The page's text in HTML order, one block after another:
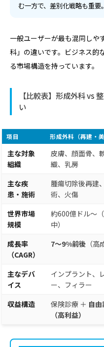
む一方で、差別化戦略も重要。
一般ユーザーが最も混同しや
科」の違いです。ビジネス的
る市場構造を持っています。
【比較表】形成外科 vs
い
項目 形成外科（再建・美
主な対象
組織
皮膚、顔面骨、
織、乳房
主な疾
患・施術
腫瘍切除後再建
術、火傷
世界市場
規模
約600億ドル〜
中）
成長率
（CAGR）
7〜9%前後 （高
主なデバ
イス
インプラント、
ー、フィラー
収益構造
保険診療 ＋ 自
（高利益）